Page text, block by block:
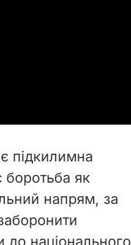
підкилимна
боротьба як
напрям, за
до національного